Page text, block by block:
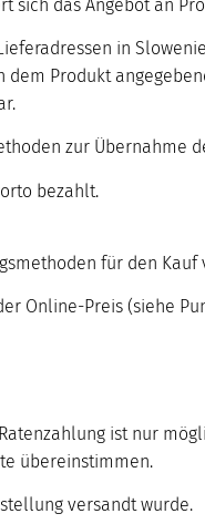
sich das Angebot an
in
Produkt
zur Übernahme
bezahlt.
für den Kauf
Online-Preis (siehe
ist nur
übereinstimmen.
versandt wurde.